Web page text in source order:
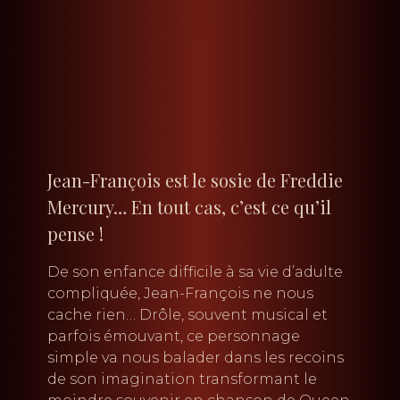
Jean-François est le sosie de Freddie
Mercury… En tout cas, c’est ce qu’il
pense !
De son enfance difficile à sa vie d’adulte
compliquée, Jean-François ne nous
cache rien… Drôle, souvent musical et
parfois émouvant, ce personnage
simple va nous balader dans les recoins
de son imagination transformant le